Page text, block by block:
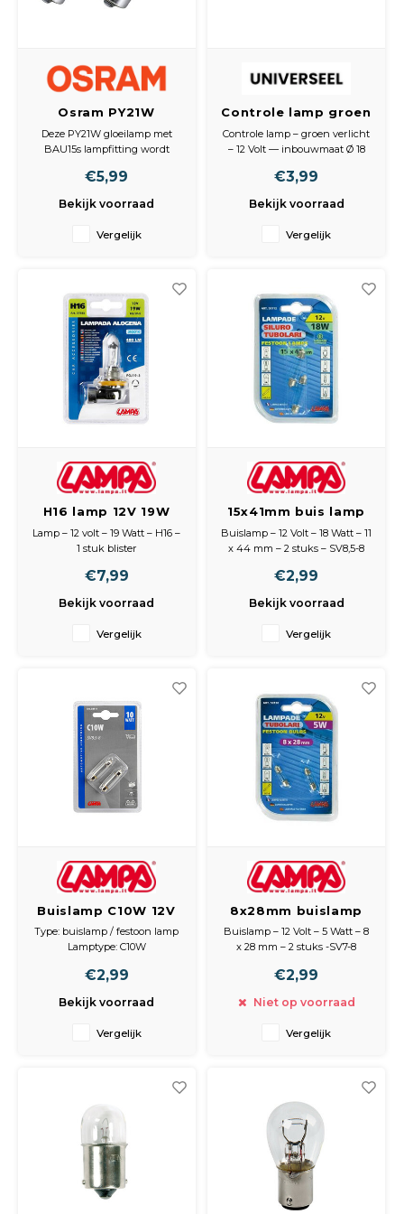
Osram PY21W
gloeilamp 12V
BAU15s Original Line,
Deze PY21W gloeilamp met
BAU15s lampfitting wordt
bedoeld voor 12V voertuigen.
breed toepasbaar en wordt
standaardlamp gebruikt.
€5,99
Bekijk voorraad
Vergelijk
Controle lamp groen
12 Volt
Controle lamp – groen verlicht
– 12 Volt — inbouwmaat Ø 18
€3,99
Bekijk voorraad
Vergelijk
H16 lamp 12V 19W
Blister
Lamp – 12 volt – 19 Watt – H16 –
1 stuk blister
gebruik op de publieke weg
€7,99
Bekijk voorraad
Vergelijk
15x41mm buis lamp
12V 18W
Buislamp – 12 Volt – 18 Watt – 11
x 44 mm – 2 stuks – SV8,5-8
€2,99
Bekijk voorraad
Vergelijk
Buislamp C10W 12V
10W 2 stuks -
autolamp interieur
festoon lamp
Type: buislamp / festoon lamp
Lamptype: C10W
Wattage: 10W
Inhoud: 2 stuks
€2,99
Bekijk voorraad
Vergelijk
8x28mm buislamp
12V 5W
Buislamp – 12 Volt – 5 Watt – 8
x 28 mm – 2 stuks -SV7-8
€2,99
Niet op voorraad
Vergelijk